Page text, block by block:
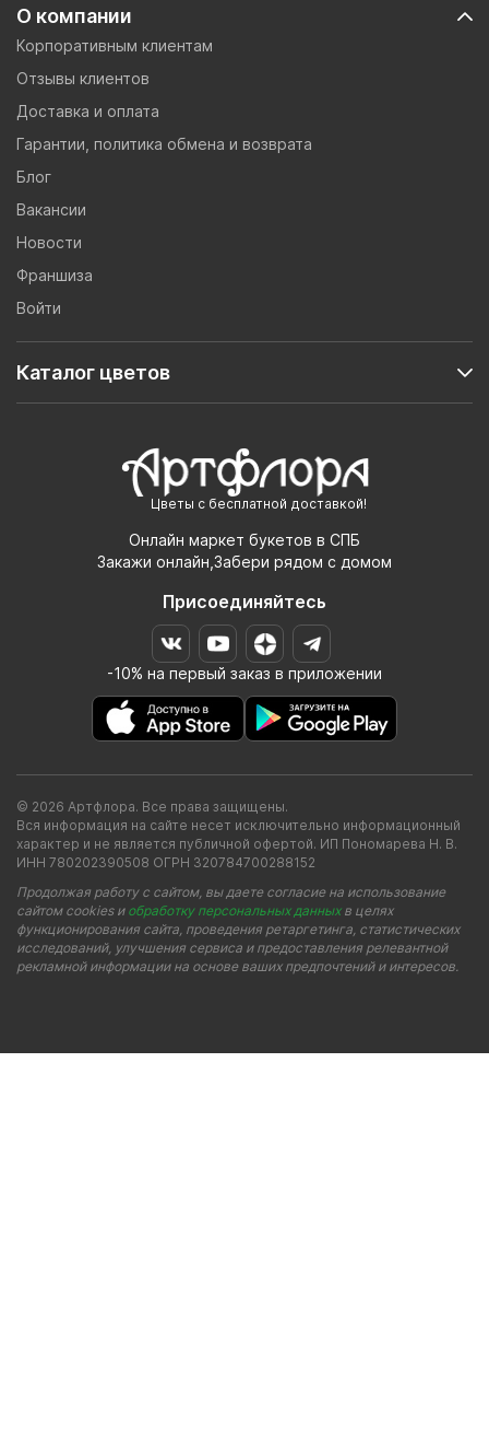
Цветы с бесплатной доставкой!
Онлайн маркет букетов в СПБ
Закажи онлайн,Забери рядом с домом
Присоединяйтесь
-10% на первый заказ в приложении
О компании
Корпоративным клиентам
Отзывы клиентов
Доставка и оплата
Гарантии, политика обмена и возврата
Блог
Вакансии
Новости
Франшиза
Войти
Каталог цветов
© 2026 Артфлора. Все права защищены.
Вся информация на сайте несет исключительно информационный
характер и не является публичной офертой. ИП Пономарева Н. В.
ИНН 780202390508 ОГРН 320784700288152
Продолжая работу с сайтом, вы даете согласие на использование
сайтом cookies и обработку персональных данныхв целях
функционирования сайта, проведения ретаргетинга, статистических
исследований, улучшения сервиса и предоставления релевантной
рекламной информации на основе ваших предпочтений и интересов.